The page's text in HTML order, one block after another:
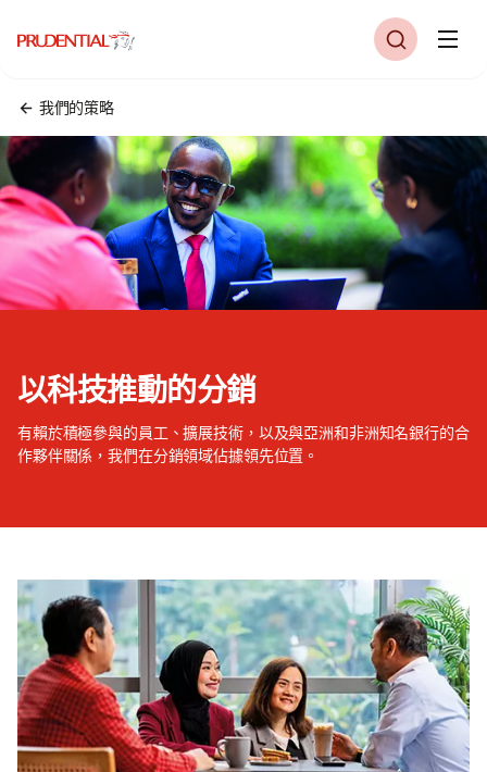
我們的策略
以科技推動的分銷
有賴於積極參與的員工、擴展技術，以及與亞洲和非洲知名銀行的合
作夥伴關係，我們在分銷領域佔據領先位置。